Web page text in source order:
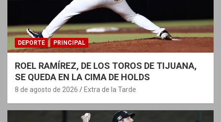
DEPORTE PRINCIPAL
ROEL RAMÍREZ, DE LOS TOROS DE TIJUANA,
SE QUEDA EN LA CIMA DE HOLDS
8 de agosto de 2026 Extra de la Tarde